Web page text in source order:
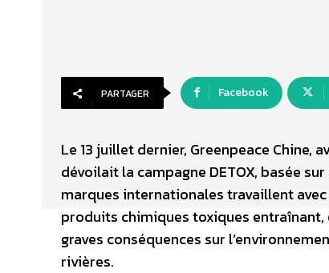
PARTAGER Facebook
Le 13 juillet dernier, Greenpeace Chine,
dévoilait la campagne DETOX, basée
marques internationales travaillent
produits chimiques toxiques entraînant,
graves conséquences sur
rivières.